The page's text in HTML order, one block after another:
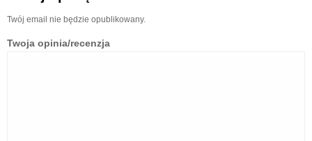
Twój email nie będzie opublikowany.
Twoja opinia/recenzja